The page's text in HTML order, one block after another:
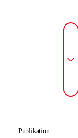
Publikation